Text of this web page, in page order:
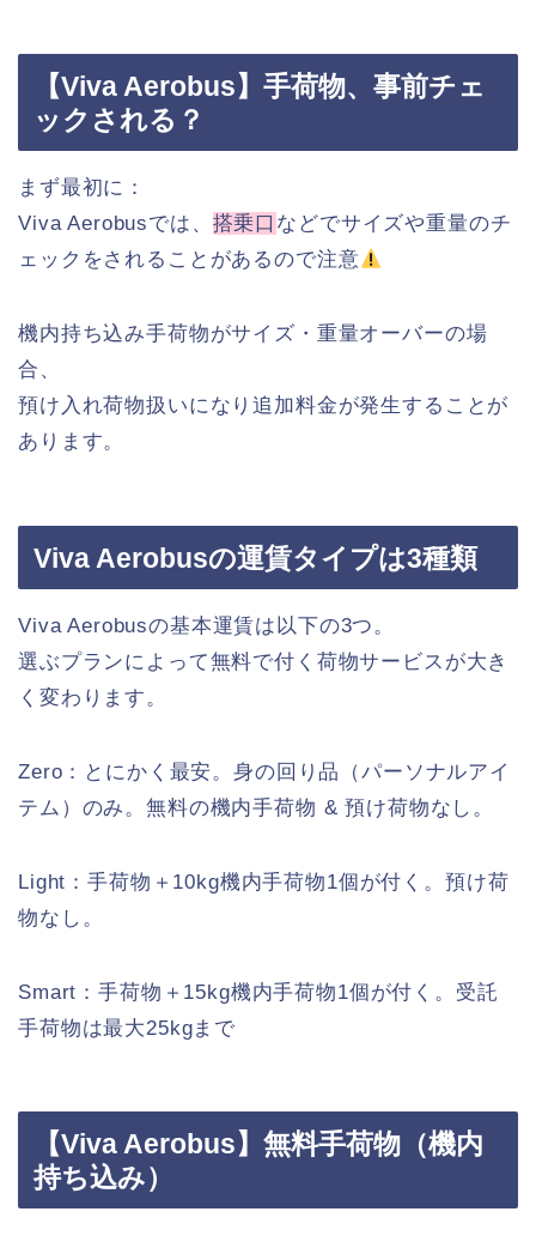
【Viva Aerobus】手荷物、事前チェ
ックされる？
まず最初に：
Viva Aerobusでは、 搭乗口 などでサイズや重量のチ
ェックをされることがあるので注意
機内持ち込み手荷物がサイズ・重量オーバーの場
合、
預け入れ荷物扱いになり追加料金が発生することが
あります。
Viva Aerobusの運賃タイプは3種類
Viva Aerobusの基本運賃は以下の3つ。
選ぶプランによって無料で付く荷物サービスが大き
く変わります。
Zero：とにかく最安。身の回り品（パーソナルアイ
テム）のみ。無料の機内手荷物 & 預け荷物なし。
Light：手荷物＋10kg機内手荷物1個が付く。預け荷
物なし。
Smart：手荷物＋15kg機内手荷物1個が付く。受託
手荷物は最大25kgまで
【Viva Aerobus】無料手荷物（機内
持ち込み）